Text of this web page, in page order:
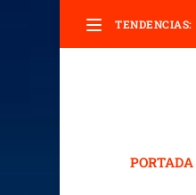
TENDENCIAS:
PORTADA